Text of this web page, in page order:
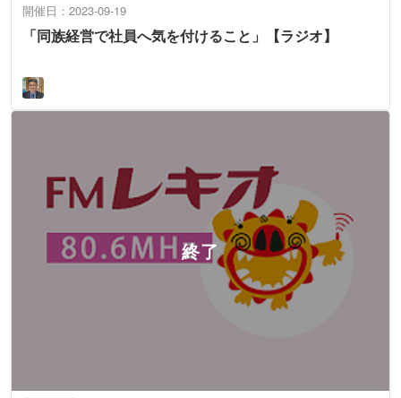
開催日：2023-09-19
「同族経営で社員へ気を付けること」【ラジオ】